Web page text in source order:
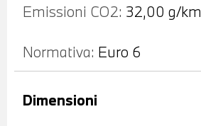
Emissioni CO2: 32,00 g/km
Normativa: Euro 6
Dimensioni